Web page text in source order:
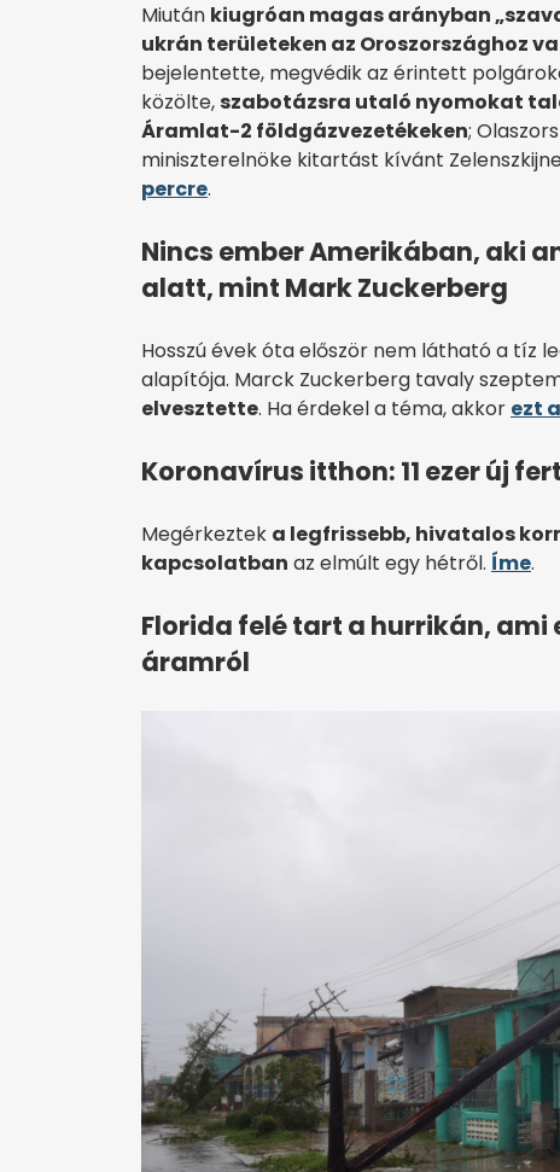
Miután kiugróan magas arányban
ukrán területeken az Oroszországhoz
bejelentette, megvédik az érintett
közölte, szabotázsra utaló nyomokat
Áramlat-2 földgázvezetékeken;
miniszterelnöke kitartást kívánt
percre.
Nincs ember Amerikában, aki
alatt, mint Mark Zuckerberg
Hosszú évek óta először nem látható a tíz
alapítója. Marck Zuckerberg tavaly
elvesztette. Ha érdekel a téma, akkor ezt
Koronavírus itthon: 11 ezer új
Megérkeztek a legfrissebb, hivatalos
kapcsolatban az elmúlt egy hétről. Íme.
Florida felé tart a hurrikán, ami
áramról